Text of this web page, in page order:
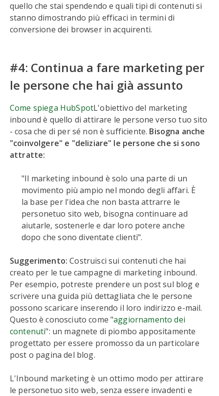
quello che stai spendendo e quali tipi di contenuti si
stanno dimostrando più efficaci in termini di
conversione dei browser in acquirenti.
#4: Continua a fare marketing per
le persone che hai già assunto
Come spiega HubSpotL'obiettivo del marketing
inbound è quello di attirare le persone verso tuo sito
- cosa che di per sé non è sufficiente. Bisogna anche
"coinvolgere" e "deliziare" le persone che si sono
attratte:
"Il marketing inbound è solo una parte di un
movimento più ampio nel mondo degli affari. È
la base per l'idea che non basta attrarre le
personetuo sito web, bisogna continuare ad
aiutarle, sostenerle e dar loro potere anche
dopo che sono diventate clienti".
Suggerimento: Costruisci sui contenuti che hai
creato per le tue campagne di marketing inbound.
Per esempio, potreste prendere un post sul blog e
scrivere una guida più dettagliata che le persone
possono scaricare inserendo il loro indirizzo e-mail.
Questo è conosciuto come "aggiornamento dei
contenuti": un magnete di piombo appositamente
progettato per essere promosso da un particolare
post o pagina del blog.
L'Inbound marketing è un ottimo modo per attirare
le personetuo sito web, senza essere invadenti e